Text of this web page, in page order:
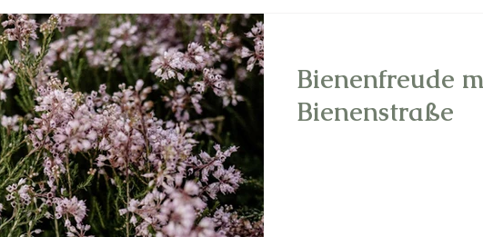
Bienenfreude
Bienenstraße